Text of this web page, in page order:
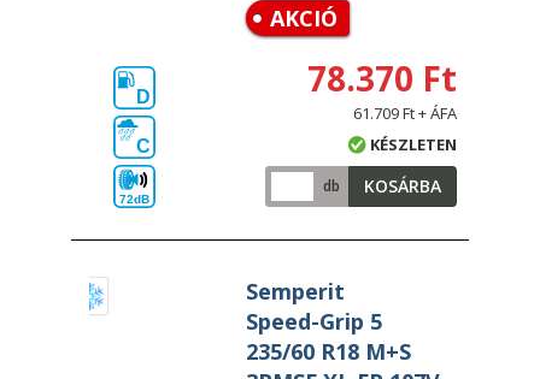
AKCIÓ
D
C
72dB
78.370 Ft
61.709 Ft + ÁFA
KÉSZLETEN
db KOSÁRBA
Semperit
Speed-Grip 5
235/60 R18 M+S